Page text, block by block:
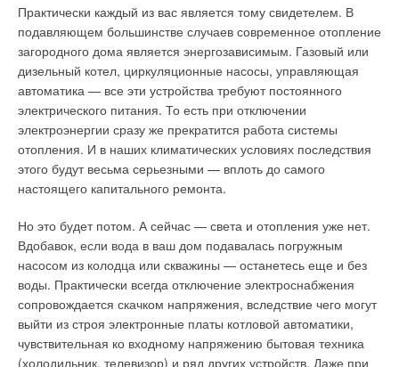
Практически каждый из вас является тому свидетелем. В
подавляющем большинстве случаев современное отопление
загородного дома является энергозависимым. Газовый или
дизельный котел, циркуляционные насосы, управляющая
автоматика — все эти устройства требуют постоянного
электрического питания. То есть при отключении
электроэнергии сразу же прекратится работа системы
отопления. И в наших климатических условиях последствия
этого будут весьма серьезными — вплоть до самого
настоящего капитального ремонта.
Но это будет потом. А сейчас — света и отопления уже нет.
Вдобавок, если вода в ваш дом подавалась погружным
насосом из колодца или скважины — останетесь еще и без
воды. Практически всегда отключение электроснабжения
сопровождается скачком напряжения, вследствие чего могут
выйти из строя электронные платы котловой автоматики,
чувствительная ко входному напряжению бытовая техника
(холодильник, телевизор) и ряд других устройств. Даже при
эксплуатации, либо одно форменное стекло (в исправном
состоянии) только в том случае, если есть два автономных
прибора с показателями, которые постоянно доступны
операторам. Среди потребителей, а именно, инженеров и
ограниченного количества людей, часто возникает
замешательство между различными видами инструкций к
аппаратуре и минимальных эксплуатационных требований
для каждого.
Чрезвычайно важно устранить любые недоразумения и
аппаратуры для обеспечения безопасной и бесперебойной
работы. Изготовитель оборудования должен предоставить
помощь, обеспечить информацией и ответами на любые
вопросы, имеющие отношение к оборудованию и его
специфическим требованиям. Вопреки тому, что некоторые
потребители используют только считывающие приборы —
размерные стекла, где отображается уровень воды для
оператора, используются разные виды стекла:
Табл. 3. Технические
характеристики
водонагревателей серии
Mega
Бренд NIBE, который представляет российский
производитель теплового оборудования — компания
«ЭВАН», вышел на рынок водонагревателей косвенного и
комбинированного нагрева сравнительно недавно, в 2008 г.
впечатляющих результатов — если в 2008 г. NIBE занимал
долю в 1,3 %, то по результатам 2010-го — уже 11,3 %,
вплотную приблизившись к «старожилам» этого рынка.
Что же предлагает NIBE российскому рынку и в чем
преимущества водонагревателей косвенного нагрева NIBE
по сравнению с продукцией других брендов? Продукция
Рис. 4. Установка систем
«Логотерм» в
непосредственной
близости к месту
потребления горячей
«Логотерм» в
специализированных
нишах
Говоря о применении децентрализованных систем
отопления и горячего водоснабжения, необходимо